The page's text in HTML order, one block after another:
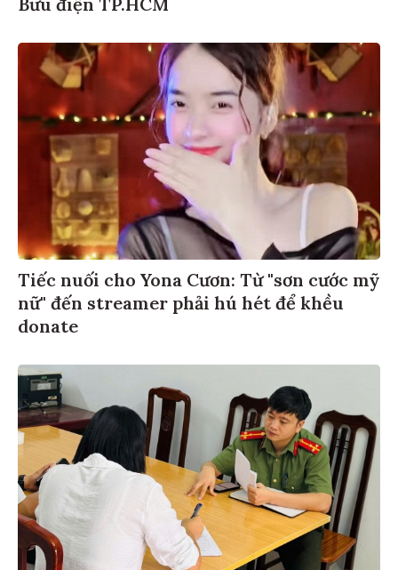
Tiếc nuối cho Yona Cươn: Từ "sơn cước mỹ
nữ" đến streamer phải hú hét để khều
donate